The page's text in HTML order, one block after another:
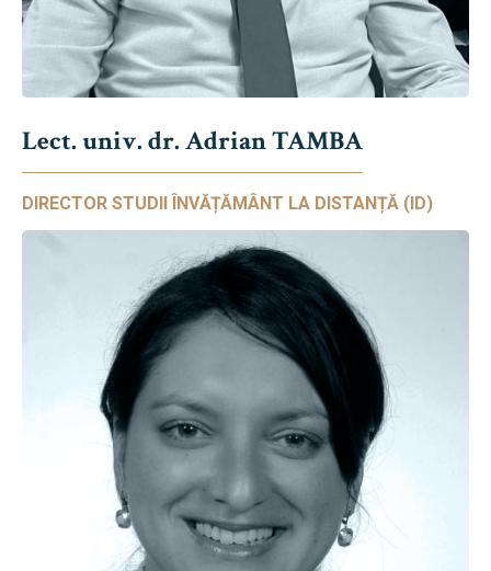
Lect. univ. dr. Adrian TAMBA
DIRECTOR STUDII ÎNVĂȚĂMÂNT LA DISTANȚĂ (ID)